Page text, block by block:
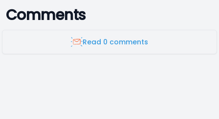
Comments
Read 0 comments